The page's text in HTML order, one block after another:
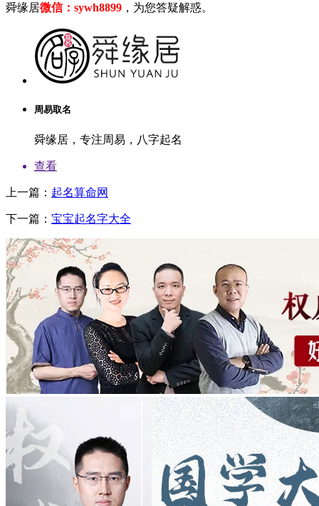
舜缘居微信：sywh8899 ，为您答疑解惑。
周易取名
舜缘居，专注周易，八字起名
查看
上一篇： 起名算命网
下一篇： 宝宝起名字大全